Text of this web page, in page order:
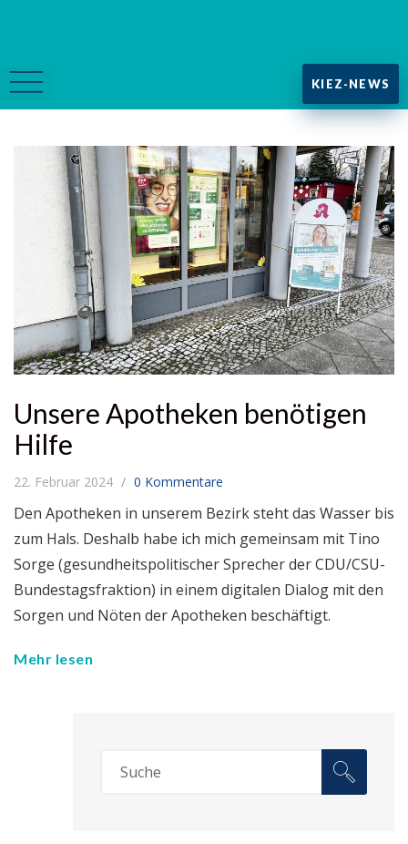
KIEZ-NEWS
Unsere Apotheken benötigen
Hilfe
22. Februar 2024 0 Kommentare
Den Apotheken in unserem Bezirk steht das Wasser bis
zum Hals. Deshalb habe ich mich gemeinsam mit Tino
Sorge (gesundheitspolitischer Sprecher der CDU/CSU-
Bundestagsfraktion) in einem digitalen Dialog mit den
Sorgen und Nöten der Apotheken beschäftigt.
Mehr lesen